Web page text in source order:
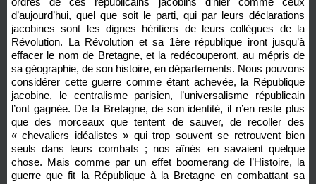
d’aujourd’hui, quel que soit le parti, qui par leurs déclarations
jacobines sont les dignes héritiers de leurs collègues de la
Révolution. La Révolution et sa 1ère république iront jusqu’à
effacer le nom de Bretagne, et la redécouperont, au mépris de
sa géographie, de son histoire, en départements. Nous pouvons
considérer cette guerre comme étant achevée, la République
jacobine, le centralisme parisien, l’universalisme républicain
l’ont gagnée. De la Bretagne, de son identité, il n’en reste plus
que des morceaux que tentent de sauver, de recoller des
« chevaliers idéalistes » qui trop souvent se retrouvent bien
seuls dans leurs combats ; nos aînés en savaient quelque
chose. Mais comme par un effet boomerang de l’Histoire, la
guerre que fit la République à la Bretagne en combattant sa